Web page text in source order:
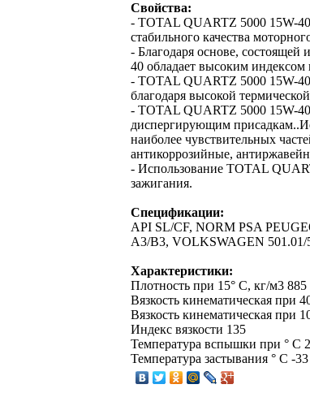
Свойства:
- TOTAL QUARTZ 5000 15W-
стабильного качества
- Благодаря основе,
40 обладает высоким индексом
- TOTAL QUARTZ 5000 15W-40
благодаря высокой
- TOTAL QUARTZ 5000 15W-
диспергирующим
наиболее чувствительных
антикоррозийные,
- Использование TOTAL
зажигания.
Спецификации:
API SL/CF, NORM PSA
A3/B3, VOLKSWAGEN 501.01/
Характеристики:
Плотность при 15° С, кг/м3 885
Вязкость кинематическая при
Вязкость кинематическая при
Индекс вязкости 135
Температура вспышки при ° С
Температура застывания ° С -33